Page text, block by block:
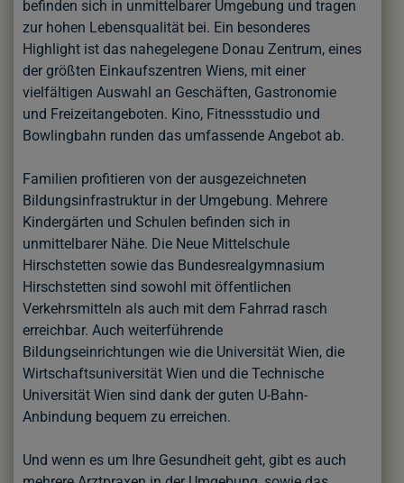
befinden sich in unmittelbarer Umgebung und tragen
zur hohen Lebensqualität bei. Ein besonderes
Highlight ist das nahegelegene Donau Zentrum, eines
der größten Einkaufszentren Wiens, mit einer
vielfältigen Auswahl an Geschäften, Gastronomie
und Freizeitangeboten. Kino, Fitnessstudio und
Bowlingbahn runden das umfassende Angebot ab.
Familien profitieren von der ausgezeichneten
Bildungsinfrastruktur in der Umgebung. Mehrere
Kindergärten und Schulen befinden sich in
unmittelbarer Nähe. Die Neue Mittelschule
Hirschstetten sowie das Bundesrealgymnasium
Hirschstetten sind sowohl mit öffentlichen
Verkehrsmitteln als auch mit dem Fahrrad rasch
erreichbar. Auch weiterführende
Bildungseinrichtungen wie die Universität Wien, die
Wirtschaftsuniversität Wien und die Technische
Universität Wien sind dank der guten U-Bahn-
Anbindung bequem zu erreichen.
Und wenn es um Ihre Gesundheit geht, gibt es auch